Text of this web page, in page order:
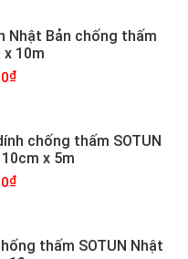
Nhật Bản chống thấm
10m
chống thấm SOTUN
x 5m
thấm SOTUN Nhật